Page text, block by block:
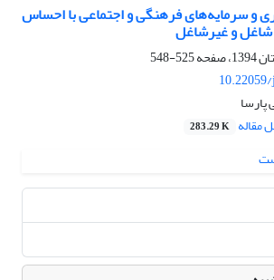
و سرمایه‌های فرهنگی و اجتماعی با احساس
شاغل و غیرشاغل
525-548
مقاله 283.29 K